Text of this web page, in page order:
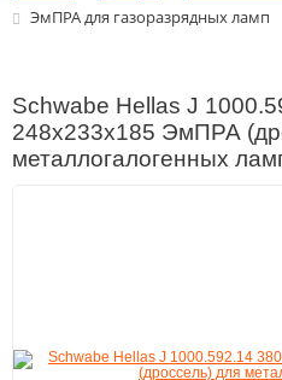
ЭмПРА для газоразрядных ламп
Schwabe Hellas J
248x233x185 ЭмПРА
металлогалогенных